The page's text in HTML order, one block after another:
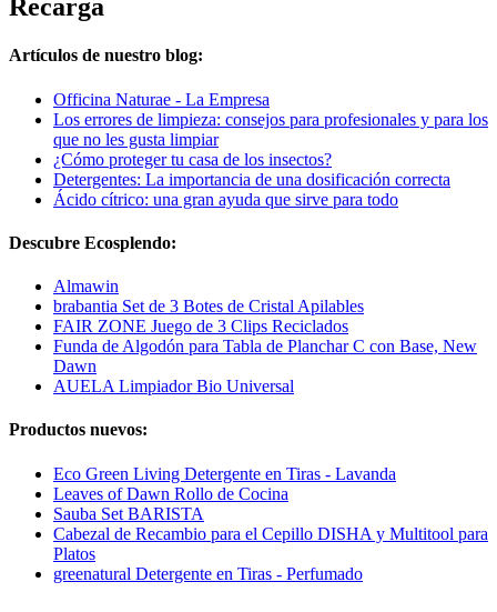
Recarga
Artículos de nuestro blog:
Officina Naturae - La Empresa
Los errores de limpieza: consejos para profesionales y para los
que no les gusta limpiar
¿Cómo proteger tu casa de los insectos?
Detergentes: La importancia de una dosificación correcta
Ácido cítrico: una gran ayuda que sirve para todo
Descubre Ecosplendo:
Almawin
brabantia Set de 3 Botes de Cristal Apilables
FAIR ZONE Juego de 3 Clips Reciclados
Funda de Algodón para Tabla de Planchar C con Base, New
Dawn
AUELA Limpiador Bio Universal
Productos nuevos:
Eco Green Living Detergente en Tiras - Lavanda
Leaves of Dawn Rollo de Cocina
Sauba Set BARISTA
Cabezal de Recambio para el Cepillo DISHA y Multitool para
Platos
greenatural Detergente en Tiras - Perfumado